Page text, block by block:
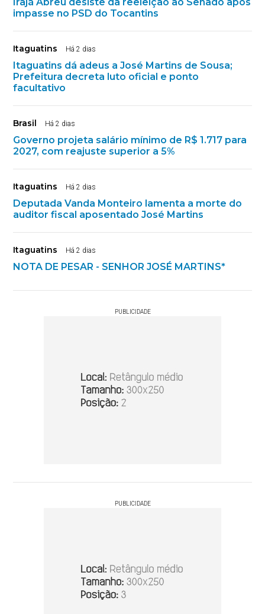
impasse no PSD do Tocantins
Itaguatins Há 2 dias
Itaguatins dá adeus a José Martins de Sousa;
Prefeitura decreta luto oficial e ponto
facultativo
Brasil Há 2 dias
Governo projeta salário mínimo de R$ 1.717 para
2027, com reajuste superior a 5%
Itaguatins Há 2 dias
Deputada Vanda Monteiro lamenta a morte do
auditor fiscal aposentado José Martins
Itaguatins Há 2 dias
NOTA DE PESAR - SENHOR JOSÉ MARTINS*
PUBLICIDADE
PUBLICIDADE